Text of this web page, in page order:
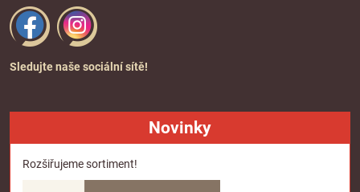
Sledujte naše sociální sítě!
Novinky
Rozšiřujeme sortiment!